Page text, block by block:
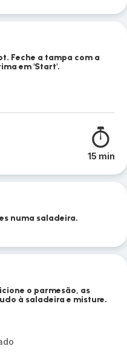
Feche a tampa com a
em 'Start'.
15 min
numa saladeira.
o parmesão, as
à saladeira e misture.